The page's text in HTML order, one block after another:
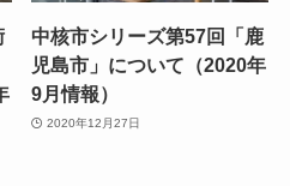
中核市シリーズ第57回「鹿
児島市」について（2020年
9月情報）
2020年12月27日